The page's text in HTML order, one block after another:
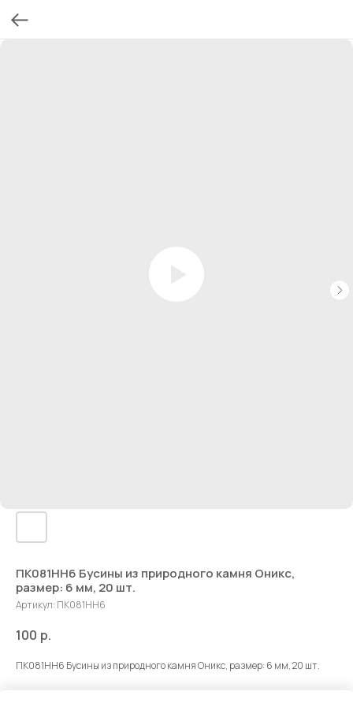
ПК081НН6 Бусины из природного камня Оникс,
размер: 6 мм, 20 шт.
Артикул: ПК081НН6
100 р.
ПК081НН6 Бусины из природного камня Оникс, размер: 6 мм, 20 шт.